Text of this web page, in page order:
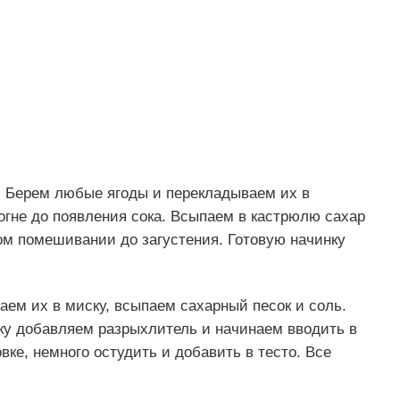
Берем любые ягоды и перекладываем их в
до появления сока. Всыпаем в кастрюлю сахар
помешивании до загустения. Готовую начинку
их в миску, всыпаем сахарный песок и соль.
разрыхлитель и начинаем вводить в
немного остудить и добавить в тесто. Все